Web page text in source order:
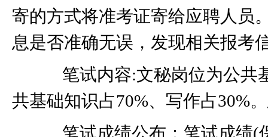
寄的方式将准考证寄给应聘人员
息是否准确无误，发现相关报考
笔试内容:文秘岗位为公共
共基础知识占70%、写作占30%
笔试成绩公布：笔试成绩(